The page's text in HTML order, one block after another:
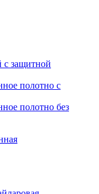
защитной
полотно с
полотно без